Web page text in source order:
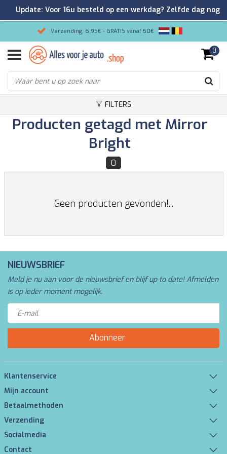
Verzending: 6,95€ - GRATIS vanaf 50€
Gemakkelijk bestellen/Veilig betalen
9.2/10 Klantenrating via Kiyoh!
0
FILTERS
Producten getagd met Mirror
Bright
0
Geen producten gevonden!...
NIEUWSBRIEF
Meld je nu aan voor de nieuwsbrief en blijf up to date! Afmelden
is op ieder moment mogelijk.
Abonneer
Klantenservice
Mijn account
Betaalmethoden
Verzending
Socialmedia
Contact
Update: Voor 16u besteld op een werkdag? Zelfde dag nog
verzonden!